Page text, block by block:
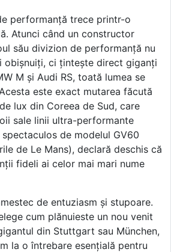
performanță trece printr-o
Atunci când un constructor
său divizion de performanță nu
obișnuiți, ci țintește direct giganți
M și Audi RS, toată lumea se
este exact mutarea făcută
lux din Coreea de Sud, care
sale linii ultra-performante
de modelul GV60
de Le Mans), declară deschis că
fideli ai celor mai mari nume
de entuziasm și stupoare.
cum plănuieste un nou venit
din Stuttgart sau München,
la o întrebare esențială pentru